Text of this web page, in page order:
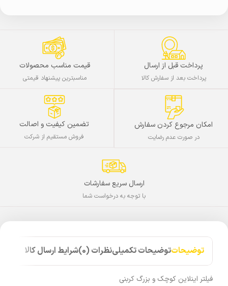
پرداخت قبل از ارسال
پرداخت بعد از سفارش کالا
قیمت مناسب محصولات
مناسبترین پیشنهاد قیمتی
امکان مرجوع کردن سفارش
در صورت عدم رضایت
تضمین کیفیت و اصالت
فروش مستقیم از شرکت
ارسال سریع سفارشات
با توجه به درخواست شما
توضیحاتتوضیحات تکمیلینظرات (0) شرایط ارسال کالا
فیلتر اینلاین کوچک و بزرگ کربنی